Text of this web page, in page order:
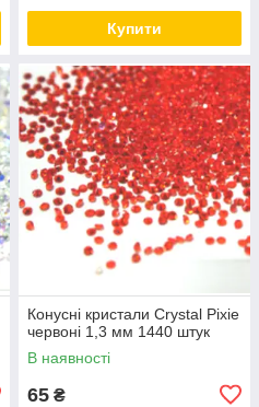
Купити
Конусні кристали Crystal Pixie
червоні 1,3 мм 1440 штук
В наявності
65 ₴